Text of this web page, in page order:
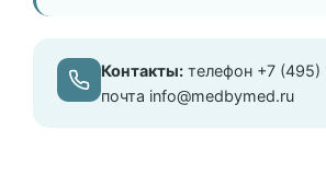
Контакты: телефон +7 (495)
почта info@medbymed.ru